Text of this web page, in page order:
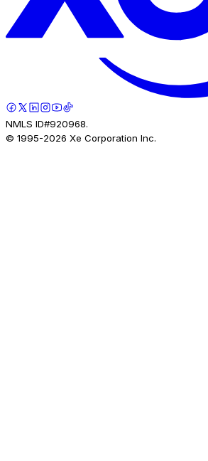
NMLS ID#920968.
© 1995-2026 Xe Corporation Inc.